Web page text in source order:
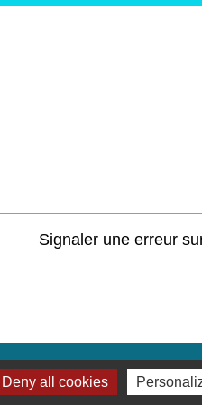
Signaler une erreur
Deny all cookies